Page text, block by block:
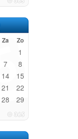
Za Zo
1
7 8
14 15
21 22
28 29